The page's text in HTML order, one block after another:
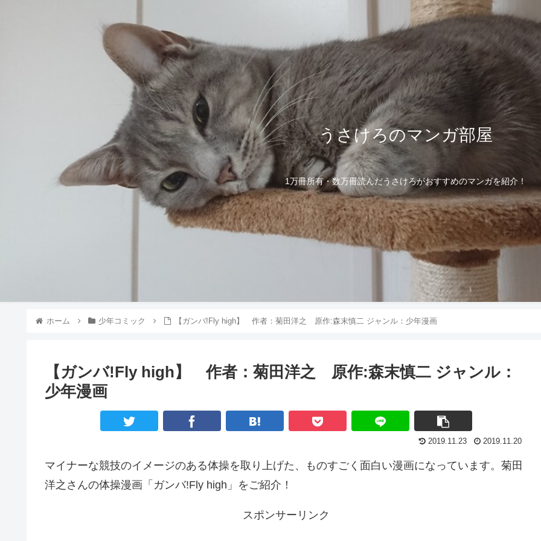
うさけろのマンガ部屋
1万冊所有・数万冊読んだうさけろがおすすめのマンガを紹介！
ホーム 少年コミック 【ガンバ!Fly high】 作者：菊田洋之 原作:森末慎二 ジャンル：少年漫画
【ガンバ!Fly high】 作者：菊田洋之 原作:森末慎二 ジャンル：
少年漫画
2019.11.23 2019.11.20
マイナーな競技のイメージのある体操を取り上げた、ものすごく面白い漫画になっています。菊田
洋之さんの体操漫画「ガンバ!Fly high」をご紹介！
スポンサーリンク